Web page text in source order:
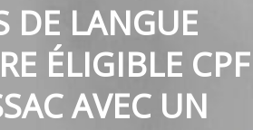
DE LANGUE
ÉLIGIBLE CPF
AVEC UN